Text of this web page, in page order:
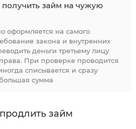
займ на чужую
оформляется на самого
закона и внутренних
деньги третьему лицу
При проверке проводится
списывается и сразу
сумма
займ